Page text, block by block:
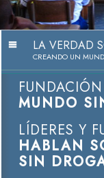
LA VERDAD
CREANDO UN
MUNDO
LÍDERES Y
HABLAN
SIN